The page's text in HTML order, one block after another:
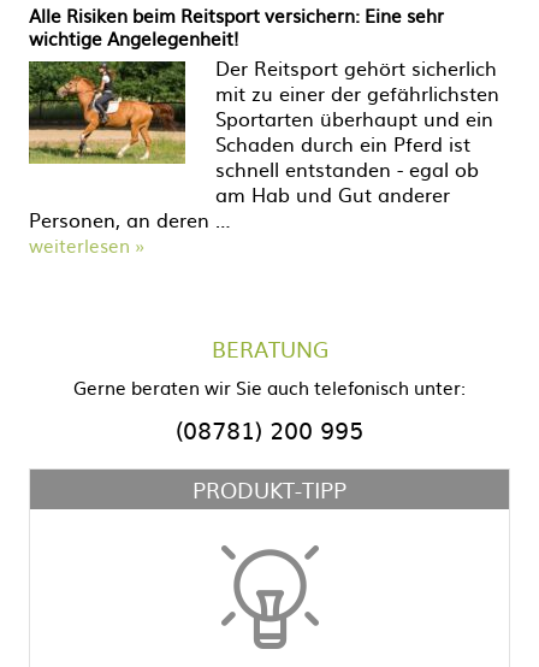
Alle Risiken beim Reitsport versichern: Eine sehr
wichtige Angelegenheit!
Der Reitsport gehört sicherlich
mit zu einer der gefährlichsten
Sportarten überhaupt und ein
Schaden durch ein Pferd ist
schnell entstanden - egal ob
am Hab und Gut anderer
Personen, an deren …
weiterlesen »
BERATUNG
Gerne beraten wir Sie auch telefonisch unter:
(08781) 200 995
PRODUKT-TIPP